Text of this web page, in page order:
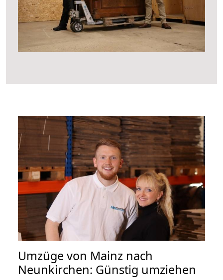
Umzüge von Mainz nach
Neunkirchen: Günstig umziehen